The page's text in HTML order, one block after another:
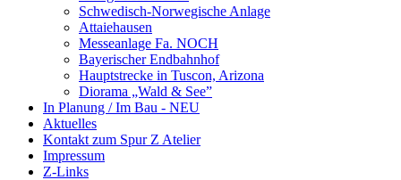
Schwedisch-Norwegische Anlage
Attaiehausen
Messeanlage Fa. NOCH
Bayerischer Endbahnhof
Hauptstrecke in Tuscon, Arizona
Diorama „Wald & See”
In Planung / Im Bau - NEU
Aktuelles
Kontakt zum Spur Z Atelier
Impressum
Z-Links